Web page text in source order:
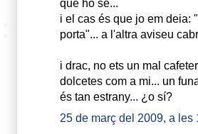
que ho sé...
i el cas és que jo em deia:
porta"... a l'altra aviseu
i drac, no ets un mal
dolcetes com a mi... un
és tan estrany... ¿o sí?
25 de març del 2009, a les